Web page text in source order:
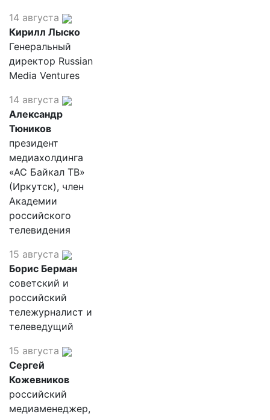
14 августа
Кирилл Лыско
Генеральный
директор Russian
Media Ventures
14 августа
Александр
Тюников
президент
медиахолдинга
«АС Байкал ТВ»
(Иркутск), член
Академии
российского
телевидения
15 августа
Борис Берман
советский и
российский
тележурналист и
телеведущий
15 августа
Сергей
Кожевников
российский
медиаменеджер,